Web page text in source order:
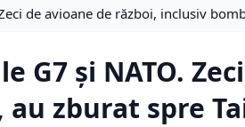
de avioane de război, inclusiv
G7 și NATO.
zburat spre